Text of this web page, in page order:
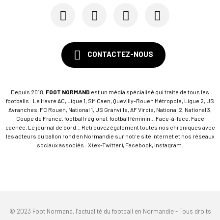
CONTACTEZ-NOUS
Depuis 2018, FOOT NORMAND est un média spécialisé qui traite de tous les
footballs : Le Havre AC, Ligue 1, SM Caen, Quevilly-Rouen Métropole, Ligue 2, US
Avranches, FC Rouen, National 1, US Granville, AF Virois, National 2, National 3,
Coupe de France, football régional, football féminin... Face-à-face, Face
cachée, Le journal de bord... Retrouvez également toutes nos chroniques avec
les acteurs du ballon rond en Normandie sur notre site internet et nos réseaux
sociaux associés : X (ex-Twitter), Facebook, Instagram.
© 2023 Foot Normand, l’actualité du football en Normandie - Tous droits